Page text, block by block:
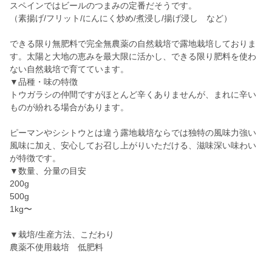
スペインではビールのつまみの定番だそうです。
（素揚げ/フリット/にんにく炒め/煮浸し/揚げ浸し など）
できる限り無肥料で完全無農薬の自然栽培で露地栽培しておりま
す。太陽と大地の恵みを最大限に活かし、できる限り肥料を使わ
ない自然栽培で育てています。
▼品種・味の特徴
トウガラシの仲間ですがほとんど辛くありませんが、まれに辛い
ものが紛れる場合があります。
ピーマンやシシトウとは違う露地栽培ならでは独特の風味力強い
風味に加え、安心してお召し上がりいただける、滋味深い味わい
が特徴です。
▼数量、分量の目安
200g
500g
1kg〜
▼栽培/生産方法、こだわり
農薬不使用栽培 低肥料